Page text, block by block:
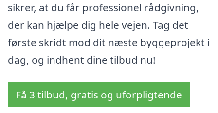
sikrer, at du får professionel rådgivning,
der kan hjælpe dig hele vejen. Tag det
første skridt mod dit næste byggeprojekt i
dag, og indhent dine tilbud nu!
Få 3 tilbud, gratis og uforpligtende